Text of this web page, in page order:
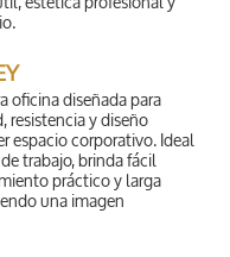
oficina diseñada para
resistencia y diseño
espacio corporativo. Ideal
trabajo, brinda fácil
práctico y larga
una imagen